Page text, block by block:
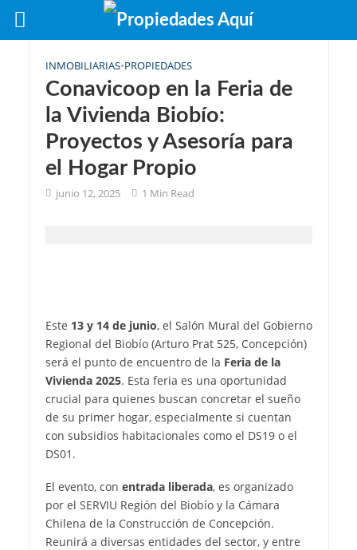
INMOBILIARIAS•PROPIEDADES
Conavicoop en la Feria de
la Vivienda Biobío:
Proyectos y Asesoría para
el Hogar Propio
junio 12, 2025 1 Min Read
Este 13 y 14 de junio, el Salón Mural del Gobierno
Regional del Biobío (Arturo Prat 525, Concepción)
será el punto de encuentro de la Feria de la
Vivienda 2025. Esta feria es una oportunidad
crucial para quienes buscan concretar el sueño
de su primer hogar, especialmente si cuentan
con subsidios habitacionales como el DS19 o el
DS01.
El evento, con entrada liberada, es organizado
por el SERVIU Región del Biobío y la Cámara
Chilena de la Construcción de Concepción.
Reunirá a diversas entidades del sector, y entre